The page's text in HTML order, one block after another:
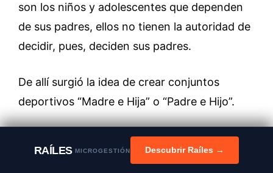
son los niños y adolescentes que dependen
de sus padres, ellos no tienen la autoridad de
decidir, pues, deciden sus padres.
De allí surgió la idea de crear conjuntos
deportivos “Madre e Hija” o “Padre e Hijo”.
c. Needs (Necesidades)
RAÍLESMICROGESTIÓN Descubrir Raíles →